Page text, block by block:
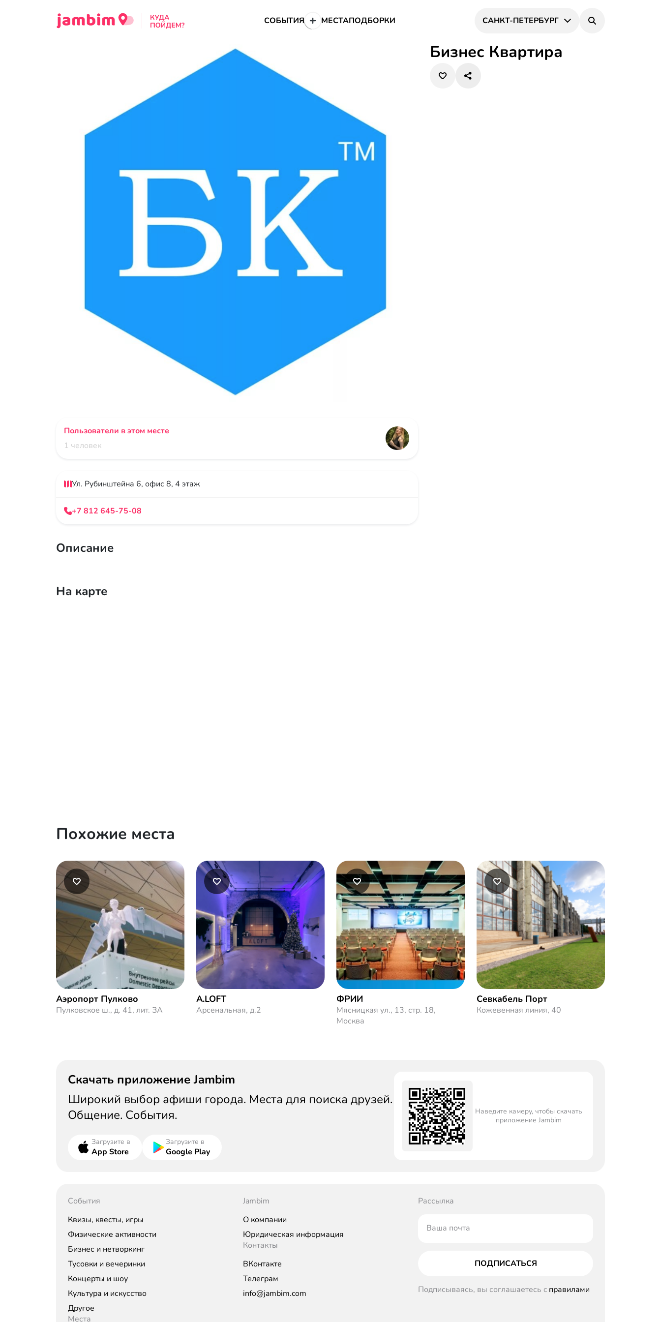
СОБЫТИЯ МЕСТАПОДБОРКИ САНКТ-ПЕТЕРБУРГ
Бизнес Квартира
Пользователи в этом месте
1 человек
Ул. Рубинштейна 6, офис 8, 4 этаж
+7 812 645-75-08
Описание
На карте
Похожие места
Аэропорт Пулково
Пулковское ш., д. 41, лит. ЗА
A.LOFT
Арсенальная, д.2
ФРИИ
Мясницкая ул., 13, стр. 18,
Москва
Севкабель Порт
Кожевенная линия, 40
Скачать приложение Jambim
Широкий выбор афиши города. Места для поиска друзей.
Общение. События.
Загрузите в
App Store
Загрузите в
Google Play
Наведите камеру, чтобы скачать
приложение Jambim
События
Квизы, квесты, игры
Физические активности
Бизнес и нетворкинг
Тусовки и вечеринки
Концерты и шоу
Культура и искусство
Другое
Места
Jambim
О компании
Юридическая информация
Контакты
ВКонтакте
Телеграм
info@jambim.com
Рассылка
Ваша почта
ПОДПИСАТЬСЯ
Подписываясь, вы соглашаетесь c правилами